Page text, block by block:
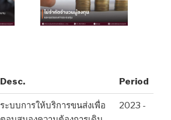
Desc. Period
ระบบการให้บริการขนส่งเพื่อ
2023 -